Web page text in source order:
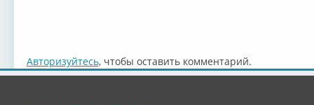
Авторизуйтесь, чтобы оставить комментарий.